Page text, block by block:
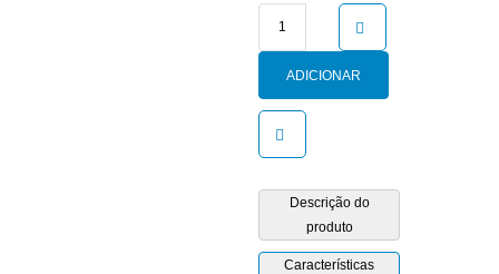
ADICIONAR
Descrição do
produto
Características